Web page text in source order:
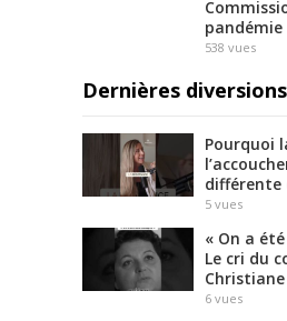
pandémie
538 vues
Dernières diversions
Pourquoi
différente
5 vues
« On a
Le cri du
Christiane
6 vues